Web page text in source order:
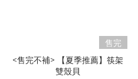
售完
<售完不補> 【夏季推薦】筷架
雙殼貝